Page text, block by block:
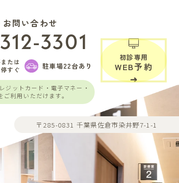
お問い合わせ
3301
たは
すぐ
駐車場22台あり
ジットカード・電子マネー・
ご利用いただけます。
初診専用
WEB予約
〒285-0831 千葉県佐倉市染井野7-1-1